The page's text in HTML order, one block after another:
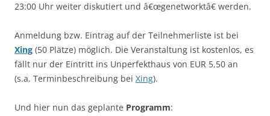
23:00 Uhr weiter diskutiert und â€œgenetworktâ€ werden.
Anmeldung bzw. Eintrag auf der Teilnehmerliste ist bei
Xing (50 Plätze) möglich. Die Veranstaltung ist kostenlos, es
fällt nur der Eintritt ins Unperfekthaus von EUR 5,50 an
(s.a. Terminbeschreibung bei Xing).
Und hier nun das geplante Programm: